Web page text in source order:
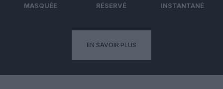
MASQUÉE
RÉSERVÉ
INSTANTANÉ
EN SAVOIR PLUS